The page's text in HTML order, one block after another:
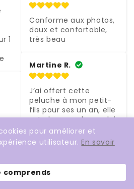
1
Conforme aux photos,
doux et confortable,
très beau
Martine R.
J’ai offert cette
peluche à mon petit-
fils pour ses un an, elle
est plus grande que lui,
très douce et lui fait
de gros câlins.
pour améliorer et
utilisateur. En savoir
comprends